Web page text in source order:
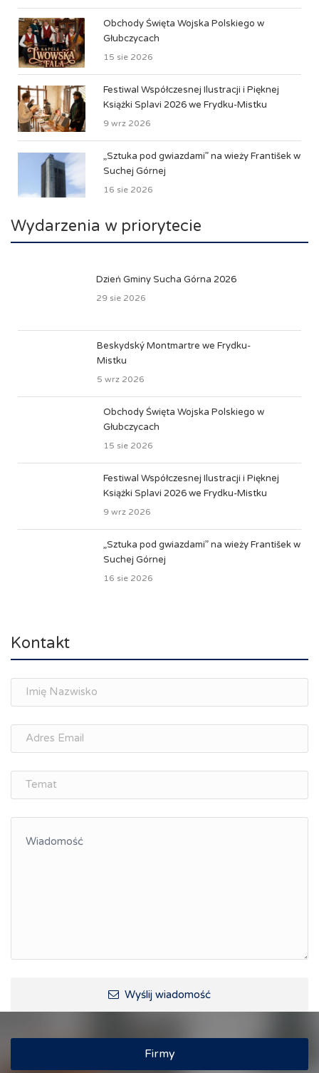
Obchody Święta Wojska Polskiego w
Głubczycach
15 sie 2026
Festiwal Współczesnej Ilustracji i Pięknej
Książki Splavi 2026 we Frydku-Mistku
9 wrz 2026
„Sztuka pod gwiazdami” na wieży František w
Suchej Górnej
16 sie 2026
Wydarzenia w priorytecie
Dzień Gminy Sucha Górna 2026
29 sie 2026
Beskydský Montmartre we Frydku-
Mistku
5 wrz 2026
Obchody Święta Wojska Polskiego w
Głubczycach
15 sie 2026
Festiwal Współczesnej Ilustracji i Pięknej
Książki Splavi 2026 we Frydku-Mistku
9 wrz 2026
„Sztuka pod gwiazdami” na wieży František w
Suchej Górnej
16 sie 2026
Kontakt
Wyślij wiadomość
Firmy